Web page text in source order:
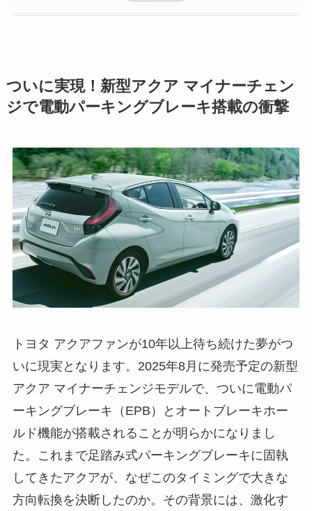
ついに実現！新型アクア マイナーチェン
ジで電動パーキングブレーキ搭載の衝撃
トヨタ アクアファンが10年以上待ち続けた夢がつ
いに現実となります。2025年8月に発売予定の新型
アクア マイナーチェンジモデルで、ついに電動パ
ーキングブレーキ（EPB）とオートブレーキホー
ルド機能が搭載されることが明らかになりまし
た。これまで足踏み式パーキングブレーキに固執
してきたアクアが、なぜこのタイミングで大きな
方向転換を決断したのか。その背景には、激化す